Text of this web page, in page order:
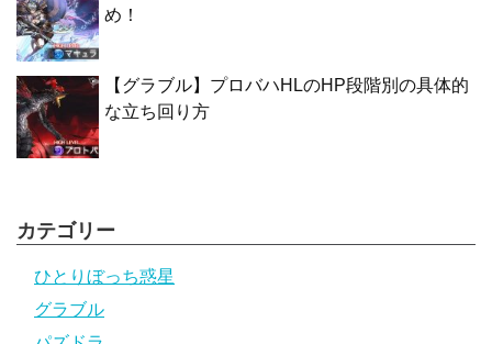
め！
【グラブル】プロバハHLのHP段階別の具体的
な立ち回り方
カテゴリー
ひとりぼっち惑星
グラブル